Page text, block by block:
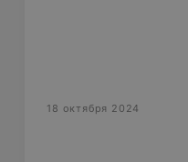
безопасности.
подчеркивает ее
Национальный
любитель или просто
18 октября 2024